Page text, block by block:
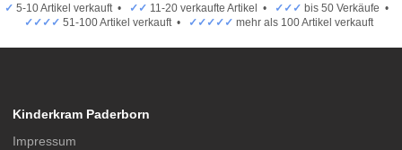
✓ 5-10 Artikel verkauft • ✓✓ 11-20 verkaufte Artikel • ✓✓✓ bis 50 Verkäufe •
✓✓✓✓ 51-100 Artikel verkauft • ✓✓✓✓✓ mehr als 100 Artikel verkauft
Kinderkram Paderborn
Impressum